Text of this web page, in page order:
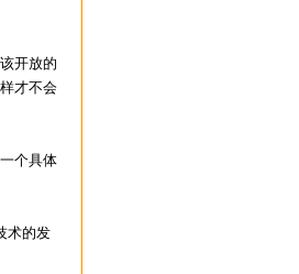
开放的
才不会
个具体
术的发